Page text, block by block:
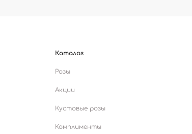
Каталог
Розы
Акции
Кустовые розы
Комплименты